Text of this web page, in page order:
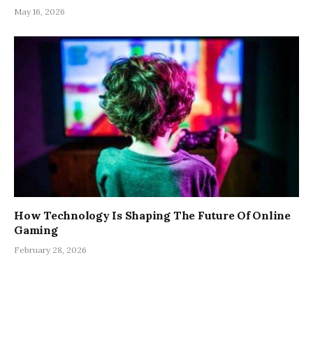
May 16, 2026
How Technology Is Shaping The Future Of Online
Gaming
February 28, 2026